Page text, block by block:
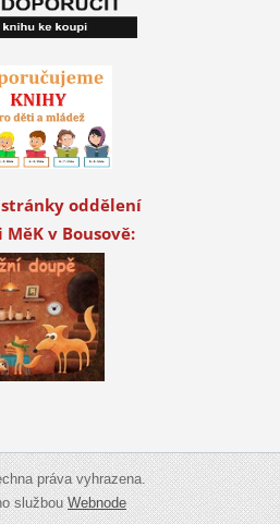
oddělení
v Bousově:
práva vyhrazena.
službouWebnode